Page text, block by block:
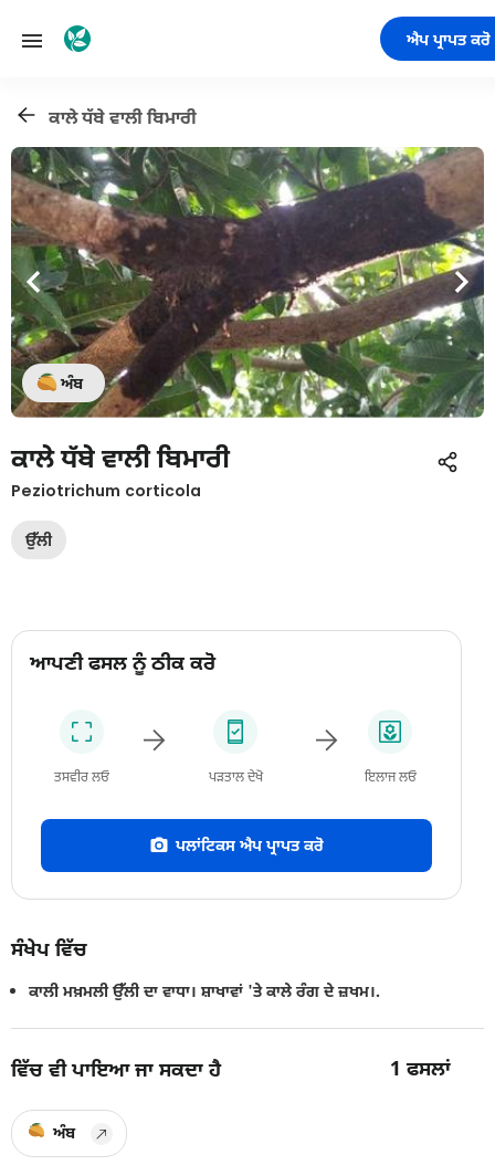
ਐਪ ਪ੍ਰਾਪਤ ਕਰੋ
ਕਾਲੇ ਧੱਬੇ ਵਾਲੀ ਬਿਮਾਰੀ
ਅੰਬ
ਕਾਲੇ ਧੱਬੇ ਵਾਲੀ ਬਿਮਾਰੀ
Peziotrichum corticola
ਉੱਲੀ
ਆਪਣੀ ਫਸਲ ਨੂੰ ਠੀਕ ਕਰੋ
ਤਸਵੀਰ ਲਓ ਪੜਤਾਲ ਦੇਖੋ ਇਲਾਜ ਲਓ
ਪਲਾਂਟਿਕਸ ਐਪ ਪ੍ਰਾਪਤ ਕਰੋ
ਸੰਖੇਪ ਵਿੱਚ
ਕਾਲੀ ਮਖ਼ਮਲੀ ਉੱਲੀ ਦਾ ਵਾਧਾ। ਸ਼ਾਖਾਵਾਂ 'ਤੇ ਕਾਲੇ ਰੰਗ ਦੇ ਜ਼ਖਮ।.
ਵਿੱਚ ਵੀ ਪਾਇਆ ਜਾ ਸਕਦਾ ਹੈ 1ਫਸਲਾਂ
ਅੰਬ